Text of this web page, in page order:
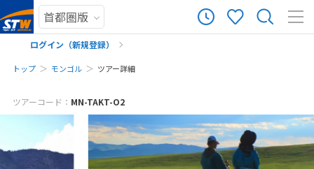
ログイン（新規登録）
まだ登録がありません
トップ モンゴル ツアー詳細
は発生しません。お気軽にご予約・お問い合わせください。
※該当ツアーをご予約・お問い合わせいただく前に、ツアー画面をキャプチ
ャして保存してください。
ツアーコード： MN-TAKT-O2